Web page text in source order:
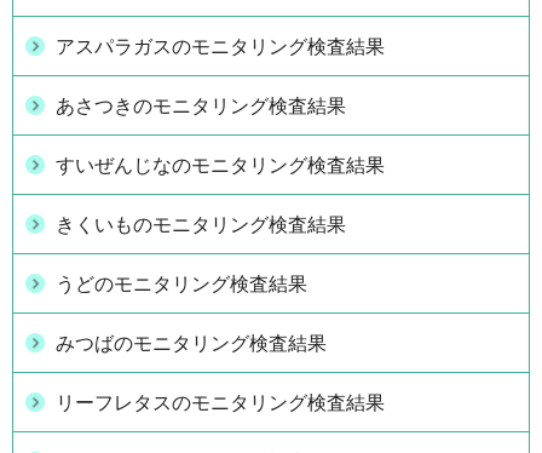
アスパラガスのモニタリング検査結果
あさつきのモニタリング検査結果
すいぜんじなのモニタリング検査結果
きくいものモニタリング検査結果
うどのモニタリング検査結果
みつばのモニタリング検査結果
リーフレタスのモニタリング検査結果